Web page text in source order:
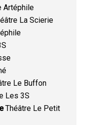
Artéphile
La Scierie
Le Buffon
Les 3S
Théâtre Le Petit